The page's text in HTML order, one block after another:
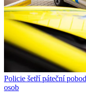
Policie šetří páteční
osob